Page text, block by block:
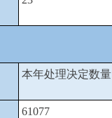
本年处理决定数量
61077